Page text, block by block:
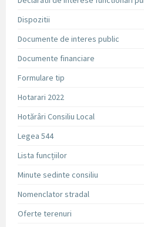
Dispozitii
Documente de interes public
Documente financiare
Formulare tip
Hotarari 2022
Hotărâri Consiliu Local
Legea 544
Lista funcțiilor
Minute sedinte consiliu
Nomenclator stradal
Oferte terenuri